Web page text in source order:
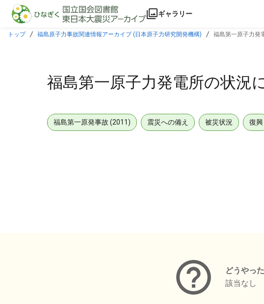
本文に飛ぶ
ギャラリー
トップ 福島原子力事故関連情報アーカイブ (日本原子力研究開発機構) 福島第一原子力発
福島第一原子力発電所の状況
福島第一原発事故 (2011) 震災への備え 被災状況 復興
どうやっ
該当なし